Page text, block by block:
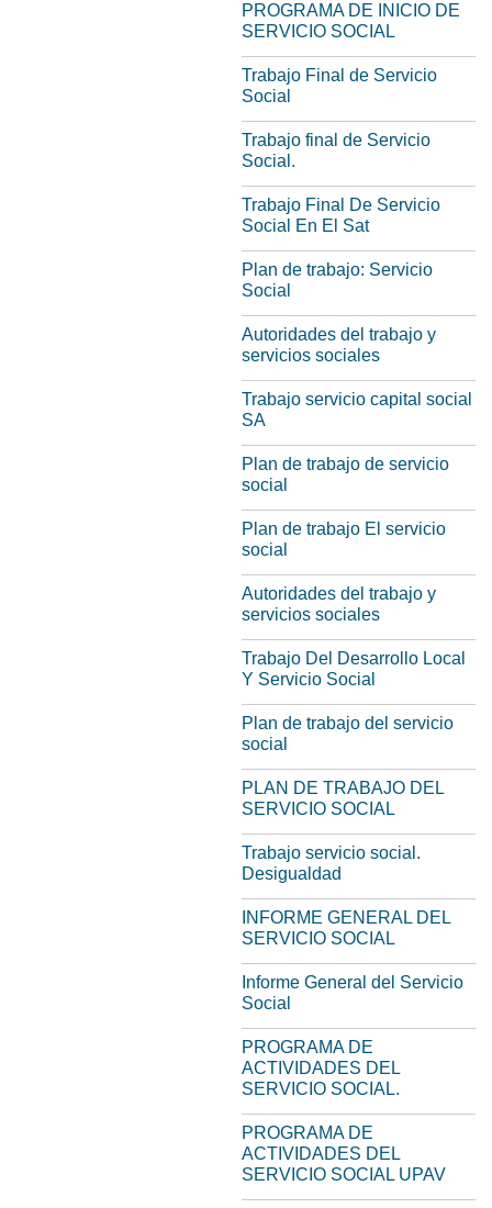
PROGRAMA DE INICIO DE
SERVICIO SOCIAL
Trabajo Final de Servicio
Social
Trabajo final de Servicio
Social.
Trabajo Final De Servicio
Social En El Sat
Plan de trabajo: Servicio
Social
Autoridades del trabajo y
servicios sociales
Trabajo servicio capital social
SA
Plan de trabajo de servicio
social
Plan de trabajo El servicio
social
Autoridades del trabajo y
servicios sociales
Trabajo Del Desarrollo Local
Y Servicio Social
Plan de trabajo del servicio
social
PLAN DE TRABAJO DEL
SERVICIO SOCIAL
Trabajo servicio social.
Desigualdad
INFORME GENERAL DEL
SERVICIO SOCIAL
Informe General del Servicio
Social
PROGRAMA DE
ACTIVIDADES DEL
SERVICIO SOCIAL.
PROGRAMA DE
ACTIVIDADES DEL
SERVICIO SOCIAL UPAV